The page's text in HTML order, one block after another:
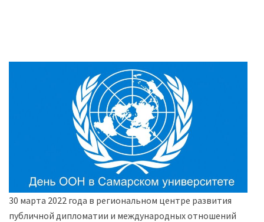
30 марта 2022 года в региональном центре развития
публичной дипломатии и международных отношений